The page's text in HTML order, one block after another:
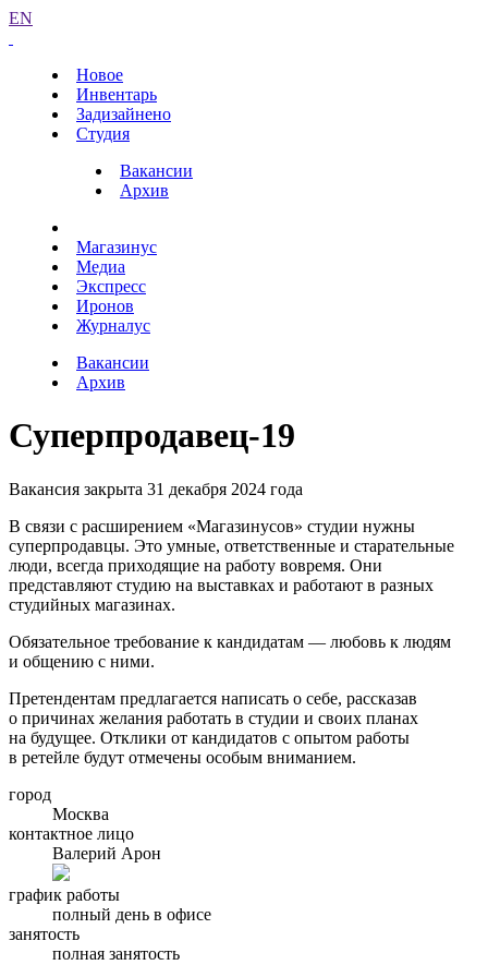
EN
Новое
Инвентарь
Задизайнено
Студия
Вакансии
Архив
Магазинус
Медиа
Экспресс
Иронов
Журналус
Вакансии
Архив
Суперпродавец-19
Вакансия закрыта 31 декабря 2024 года
В связи с расширением «Магазинусов» студии нужны
суперпродавцы. Это умные, ответственные и старательные
люди, всегда приходящие на работу вовремя. Они
представляют студию на выставках и работают в разных
студийных магазинах.
Обязательное требование к кандидатам — любовь к людям
и общению с ними.
Претендентам предлагается написать о себе, рассказав
о причинах желания работать в студии и своих планах
на будущее. Отклики от кандидатов с опытом работы
в ретейле будут отмечены особым вниманием.
город
Москва
контактное лицо
Валерий Арон
график работы
полный день в офисе
занятость
полная занятость